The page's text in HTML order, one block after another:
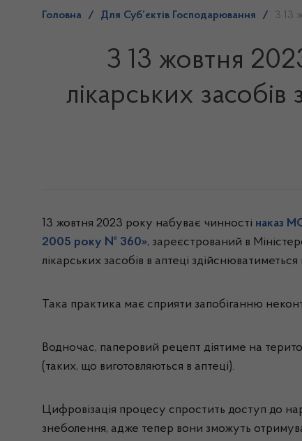
Головна / Для Суб’єктів Господарювання / З 13
З 13 жовтня
лікарських
13 жовтня 2023 року набуває чинності наказ
2005 року № 360», зареєстрований в
лікарських засобів в аптеці
Така практика має сприяти запобіганню
Водночас, паперовий рецепт діятиме на
(таких, що виготовляються в аптеці).
Цифровізація процесу спростить доступ до
знеболення, адже тепер вони зможуть